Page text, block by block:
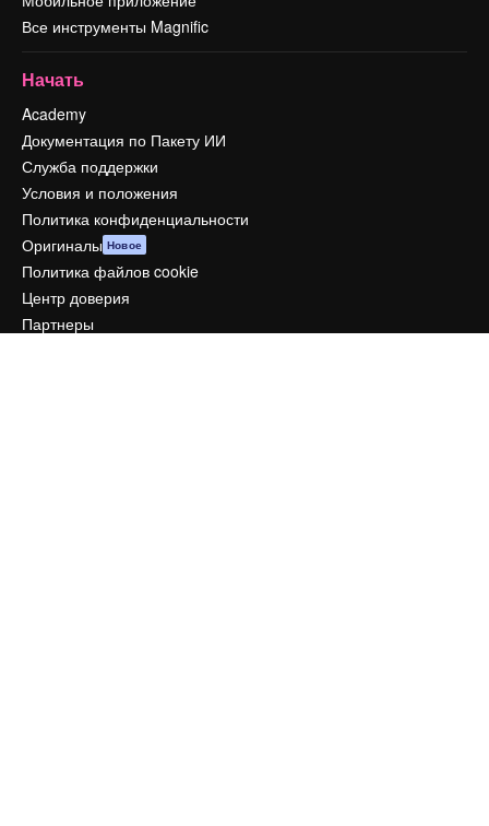
Все инструменты Magnific
Начать
Academy
Документация по Пакету ИИ
Служба поддержки
Условия и положения
Политика конфиденциальности
Оригиналы Новое
Политика файлов cookie
Центр доверия
Партнеры